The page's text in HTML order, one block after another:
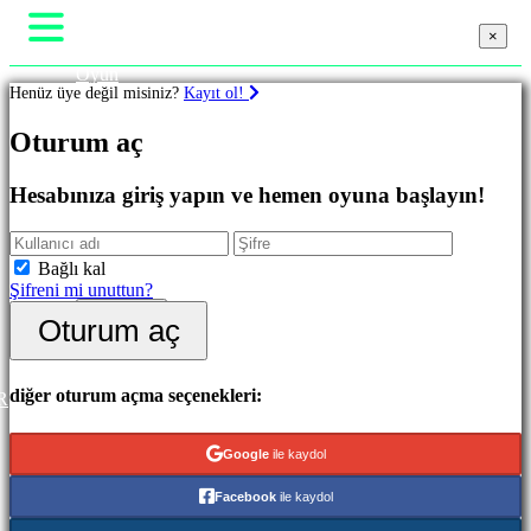
Favoriler
Yenilikler
Oynaması
Ücretsiz
Kategoriler
Strateji
Macera
MMO
RPG
Oyun
Oynanış
Haberler
Destek
Mağaza
Kayıt ol
×
Henüz üye değil misiniz? Kayıt ol!
Oturum aç
Hesabınıza giriş yapın ve hemen oyuna başlayın!
Bağlı kal
Şifreni mi unuttun?
Oturum aç
diğer oturum açma seçenekleri:
Googleile kaydol
Facebookile kaydol
×
×